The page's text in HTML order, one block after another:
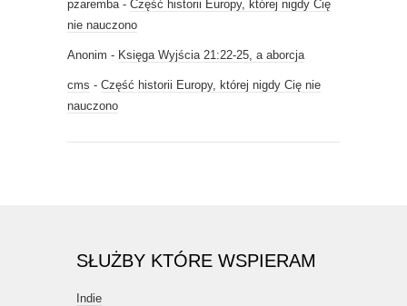
pzaremba - Część historii Europy, której nigdy Cię
nie nauczono
Anonim - Księga Wyjścia 21:22-25, a aborcja
cms - Część historii Europy, której nigdy Cię nie
nauczono
SŁUŻBY KTÓRE WSPIERAM
Indie